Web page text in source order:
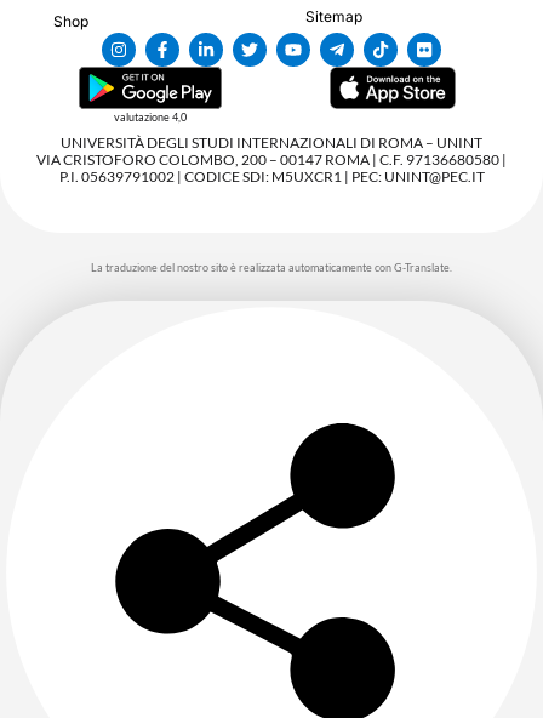
Shop
Sitemap
valutazione 4,0
UNIVERSITÀ DEGLI STUDI INTERNAZIONALI DI ROMA – UNINT
VIA CRISTOFORO COLOMBO, 200 – 00147 ROMA | C.F. 97136680580 |
P.I. 05639791002 | CODICE SDI: M5UXCR1 | PEC: UNINT@PEC.IT
La traduzione del nostro sito è realizzata automaticamente con G-Translate.